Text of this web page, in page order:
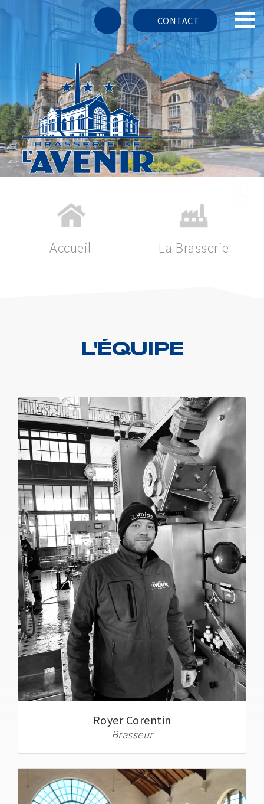
CONTACT
Accueil La Brasserie
L'ÉQUIPE
Royer Corentin
Brasseur